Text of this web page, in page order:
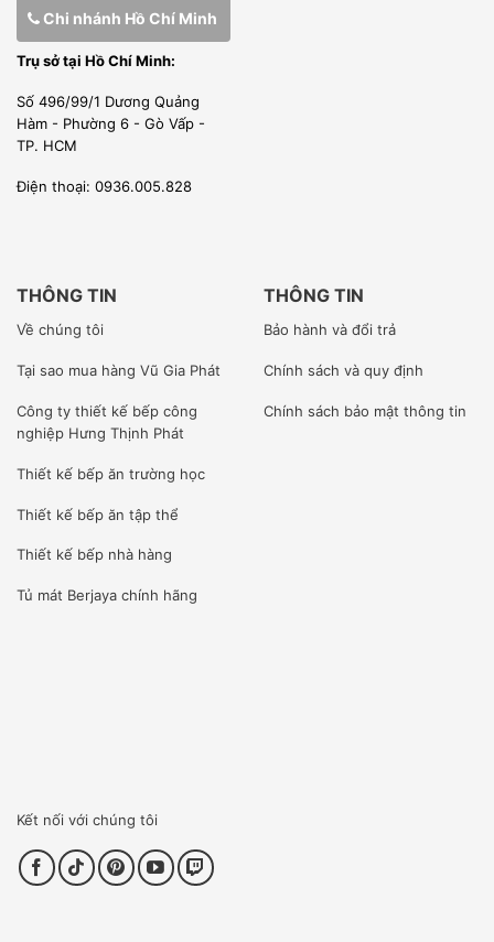
Chi nhánh Hồ Chí Minh
Trụ sở tại Hồ Chí Minh:
Số 496/99/1 Dương Quảng
Hàm - Phường 6 - Gò Vấp -
TP. HCM
Điện thoại: 0936.005.828
THÔNG TIN
Về chúng tôi
Tại sao mua hàng Vũ Gia Phát
Công ty thiết kế bếp công
nghiệp Hưng Thịnh Phát
Thiết kế bếp ăn trường học
Thiết kế bếp ăn tập thể
Thiết kế bếp nhà hàng
Tủ mát Berjaya chính hãng
THÔNG TIN
Bảo hành và đổi trả
Chính sách và quy định
Chính sách bảo mật thông tin
Kết nối với chúng tôi